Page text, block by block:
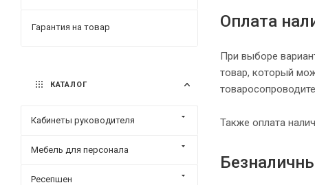
Оплата
При выборе
товар, который
Также оплата
Гарантия на товар
КАТАЛОГ
Кабинеты руководителя
Мебель для персонала
Ресепшен